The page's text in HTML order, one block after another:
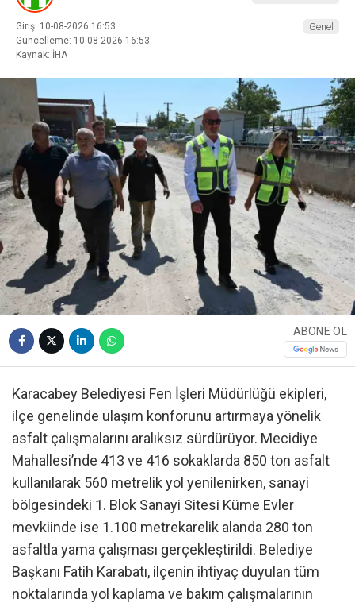
Giriş: 10-08-2026 16:53
Güncelleme: 10-08-2026 16:53
Kaynak: İHA
Genel
ABONE OL
Karacabey Belediyesi Fen İşleri Müdürlüğü ekipleri,
ilçe genelinde ulaşım konforunu artırmaya yönelik
asfalt çalışmalarını aralıksız sürdürüyor. Mecidiye
Mahallesi’nde 413 ve 416 sokaklarda 850 ton asfalt
kullanılarak 560 metrelik yol yenilenirken, sanayi
bölgesindeki 1. Blok Sanayi Sitesi Küme Evler
mevkiinde ise 1.100 metrekarelik alanda 280 ton
asfaltla yama çalışması gerçekleştirildi. Belediye
Başkanı Fatih Karabatı, ilçenin ihtiyaç duyulan tüm
noktalarında yol kaplama ve bakım çalışmalarının